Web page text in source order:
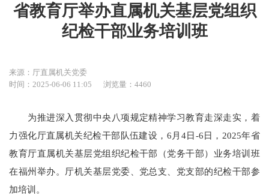
省教育厅举办直属机关基层党组织
纪检干部业务培训班
来源：厅直属机关党委
时间：2025-06-06 11:05
浏览量：4460
为推进深入贯彻中央八项规定精神学习教育走深走实，着
力强化厅直属机关纪检干部队伍建设，6月4日-6日，2025年省
教育厅直属机关基层党组织纪检干部（党务干部）业务培训班
在福州举办。厅机关基层党委、党总支、党支部的纪检干部参
加培训。